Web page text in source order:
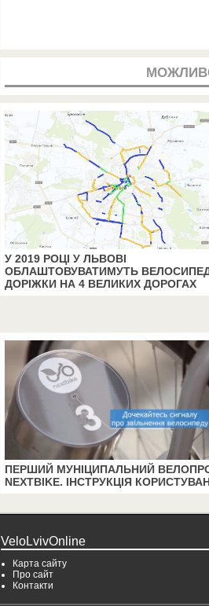
У 2019 РОЦІ У ЛЬВОВІ
ОБЛАШТОВУВАТИМУТЬ
ДОРІЖКИ НА 4 ВЕЛИКИХ ДОРОГАХ
ПЕРШИЙ МУНІЦИПАЛЬНИЙ
NEXTBIKE. ІНСТРУКЦІЯ
VeloLvivOnline
Карта сайту
Про сайт
Контакти